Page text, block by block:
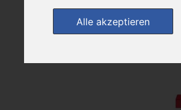
Alle akzeptieren